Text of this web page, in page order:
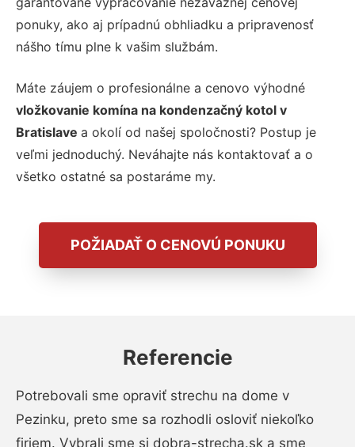
ponuky, ako aj prípadnú obhliadku a pripravenosť
nášho tímu plne k vašim službám.
Máte záujem o profesionálne a cenovo výhodné
vložkovanie komína na kondenzačný kotol v
Bratislave a okolí od našej spoločnosti? Postup je
veľmi jednoduchý. Neváhajte nás kontaktovať a o
všetko ostatné sa postaráme my.
POŽIADAŤ O CENOVÚ PONUKU
Referencie
Potrebovali sme opraviť strechu na dome v
Pezinku, preto sme sa rozhodli osloviť niekoľko
firiem. Vybrali sme si dobra-strecha.sk a sme